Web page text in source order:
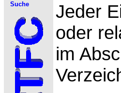
Suche
Jeder
oder
im